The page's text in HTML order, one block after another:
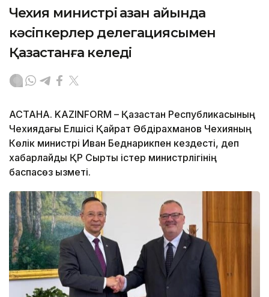
Чехия министрі қазан айында
кәсіпкерлер делегациясымен
Қазақстанға келеді
АСТАНА. KAZINFORM – Қазақстан Республикасының
Чехиядағы Елшісі Қайрат Әбдірахманов Чехияның
Көлік министрі Иван Беднарикпен кездесті, деп
хабарлайды ҚР Сыртқы істер министрлігінің
баспасөз қызметі.